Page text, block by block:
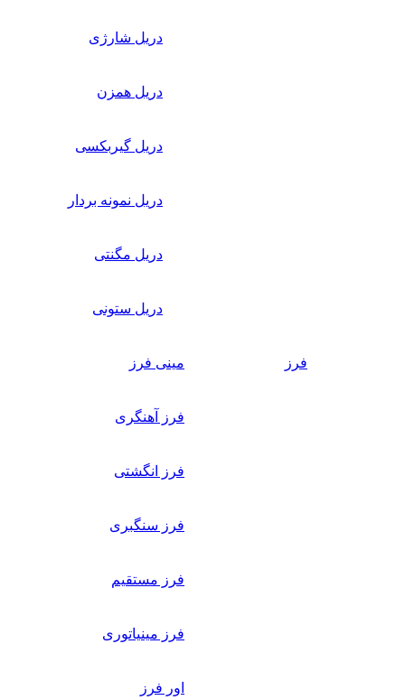
دریل شارژی
دریل همزن
دریل گیربکسی
دریل نمونه بردار
دریل مگنتی
دریل ستونی
فرز مینی فرز
فرز آهنگری
فرز انگشتی
فرز سنگبری
فرز مستقیم
فرز مینیاتوری
اور فرز